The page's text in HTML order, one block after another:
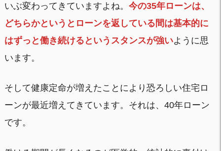
いぶ変わってきていますよね。 今の35年ローンは、
どちらかというとローンを返している間は基本的に
はずっと働き続けるというスタンスが強いように思
います。
そして健康定命が増えたことにより恐ろしい住宅ロ
ーンが最近増えてきています。それは、40年ローン
です。